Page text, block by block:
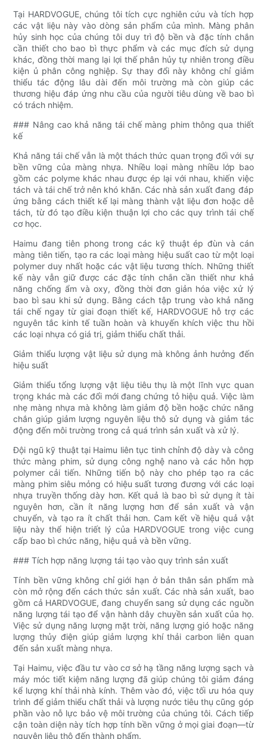
Tại HARDVOGUE, chúng tôi tích cực nghiên cứu và tích hợp
các vật liệu này vào dòng sản phẩm của mình. Màng phân
hủy sinh học của chúng tôi duy trì độ bền và đặc tính chắn
cần thiết cho bao bì thực phẩm và các mục đích sử dụng
khác, đồng thời mang lại lợi thế phân hủy tự nhiên trong điều
kiện ủ phân công nghiệp. Sự thay đổi này không chỉ giảm
thiểu tác động lâu dài đến môi trường mà còn giúp các
thương hiệu đáp ứng nhu cầu của người tiêu dùng về bao bì
có trách nhiệm.
### Nâng cao khả năng tái chế màng phim thông qua thiết
kế
Khả năng tái chế vẫn là một thách thức quan trọng đối với sự
bền vững của màng nhựa. Nhiều loại màng nhiều lớp bao
gồm các polyme khác nhau được ép lại với nhau, khiến việc
tách và tái chế trở nên khó khăn. Các nhà sản xuất đang đáp
ứng bằng cách thiết kế lại màng thành vật liệu đơn hoặc dễ
tách, từ đó tạo điều kiện thuận lợi cho các quy trình tái chế
cơ học.
Haimu đang tiên phong trong các kỹ thuật ép đùn và cán
màng tiên tiến, tạo ra các loại màng hiệu suất cao từ một loại
polymer duy nhất hoặc các vật liệu tương thích. Những thiết
kế này vẫn giữ được các đặc tính chắn cần thiết như khả
năng chống ẩm và oxy, đồng thời đơn giản hóa việc xử lý
bao bì sau khi sử dụng. Bằng cách tập trung vào khả năng
tái chế ngay từ giai đoạn thiết kế, HARDVOGUE hỗ trợ các
nguyên tắc kinh tế tuần hoàn và khuyến khích việc thu hồi
các loại nhựa có giá trị, giảm thiểu chất thải.
Giảm thiểu lượng vật liệu sử dụng mà không ảnh hưởng đến
hiệu suất
Giảm thiểu tổng lượng vật liệu tiêu thụ là một lĩnh vực quan
trọng khác mà các đổi mới đang chứng tỏ hiệu quả. Việc làm
nhẹ màng nhựa mà không làm giảm độ bền hoặc chức năng
chắn giúp giảm lượng nguyên liệu thô sử dụng và giảm tác
động đến môi trường trong cả quá trình sản xuất và xử lý.
Đội ngũ kỹ thuật tại Haimu liên tục tinh chỉnh độ dày và công
thức màng phim, sử dụng công nghệ nano và các hỗn hợp
polymer cải tiến. Những tiến bộ này cho phép tạo ra các
màng phim siêu mỏng có hiệu suất tương đương với các loại
nhựa truyền thống dày hơn. Kết quả là bao bì sử dụng ít tài
nguyên hơn, cần ít năng lượng hơn để sản xuất và vận
chuyển, và tạo ra ít chất thải hơn. Cam kết về hiệu quả vật
liệu này thể hiện triết lý của HARDVOGUE trong việc cung
cấp bao bì chức năng, hiệu quả và bền vững.
### Tích hợp năng lượng tái tạo vào quy trình sản xuất
Tính bền vững không chỉ giới hạn ở bản thân sản phẩm mà
còn mở rộng đến cách thức sản xuất. Các nhà sản xuất, bao
gồm cả HARDVOGUE, đang chuyển sang sử dụng các nguồn
năng lượng tái tạo để vận hành dây chuyền sản xuất của họ.
Việc sử dụng năng lượng mặt trời, năng lượng gió hoặc năng
lượng thủy điện giúp giảm lượng khí thải carbon liên quan
đến sản xuất màng nhựa.
Tại Haimu, việc đầu tư vào cơ sở hạ tầng năng lượng sạch và
máy móc tiết kiệm năng lượng đã giúp chúng tôi giảm đáng
kể lượng khí thải nhà kính. Thêm vào đó, việc tối ưu hóa quy
trình để giảm thiểu chất thải và lượng nước tiêu thụ cũng góp
phần vào nỗ lực bảo vệ môi trường của chúng tôi. Cách tiếp
cận toàn diện này tích hợp tính bền vững ở mọi giai đoạn—từ
nguyên liệu thô đến thành phẩm.